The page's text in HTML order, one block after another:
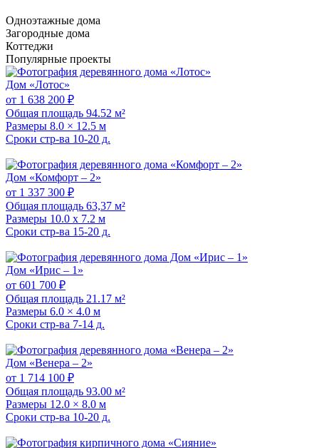
Одноэтажные дома
Загородные дома
Коттеджи
Популярные проекты
Дом «Лотос»
от 1 638 200 ₽
Общая площадь 94.52 м²
Размеры 8.0 × 12.5 м
Сроки стр-ва 10-20 д.
Дом «Комфорт – 2»
от 1 337 300 ₽
Общая площадь 63,37 м²
Размеры 10.0 х 7.2 м
Сроки стр-ва 15-20 д.
Дом «Ирис – 1»
от 601 700 ₽
Общая площадь 21.17 м²
Размеры 6.0 × 4.0 м
Сроки стр-ва 7-14 д.
Дом «Венера – 2»
от 1 714 100 ₽
Общая площадь 93.00 м²
Размеры 12.0 × 8.0 м
Сроки стр-ва 10-20 д.